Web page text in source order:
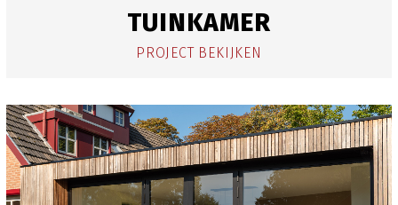
TUINKAMER
PROJECT BEKIJKEN